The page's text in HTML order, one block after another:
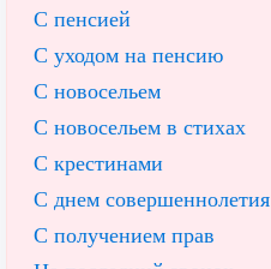
С пенсией
С уходом на пенсию
С новосельем
С новосельем в стихах
С крестинами
С днем совершеннолетия
С получением прав